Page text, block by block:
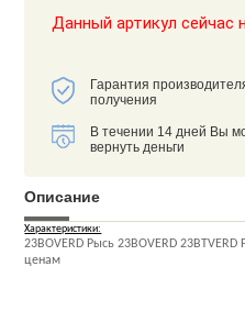
Данный артикул сейчас
Гарантия
получения
В течении 14 дней Вы
вернуть деньги
Описание
Характеристики:
23BOVERD Рысь 23BOVERD
ценам